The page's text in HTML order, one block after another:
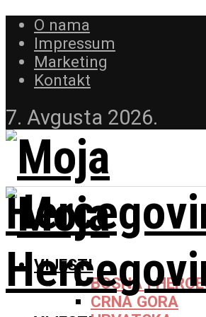
O nama
Impressum
Marketing
Kontakt
7. Avgusta 2026.
VIJESTI
BOSNA I
CRNA GORA